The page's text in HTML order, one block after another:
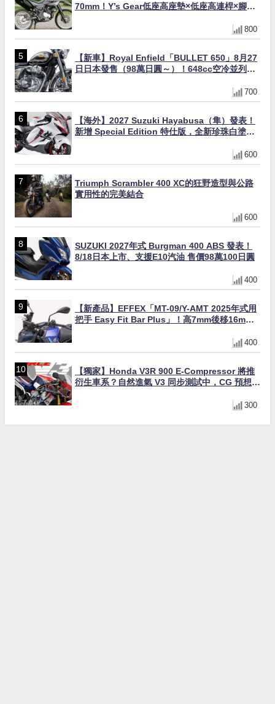
70mm！Y’s Gear低座高座墊×低座高連桿×腳踏
800
【新車】Royal Enfield「BULLET 650」8月27
日日本發售（98萬日圓～）！648cc空冷並列雙
700
【海外】2027 Suzuki Hayabusa（隼）發表！
新增 Special Edition 特仕版，全新珍珠白塗裝
600
Triumph Scrambler 400 XC的狂野造型與公路
實用性的完美結合
600
SUZUKI 2027年式 Burgman 400 ABS 發表！
8/18日本上市、支援E10汽油 售價98萬100日圓
400
【新產品】EFFEX「MT-09/Y-AMT 2025年式用
把手 Easy Fit Bar Plus」！高7mm後移16mm
400
【獨家】Honda V3R 900 E-Compressor 將推
衍生車系？自然進氣 V3 同步測試中，CG 預想曝
300